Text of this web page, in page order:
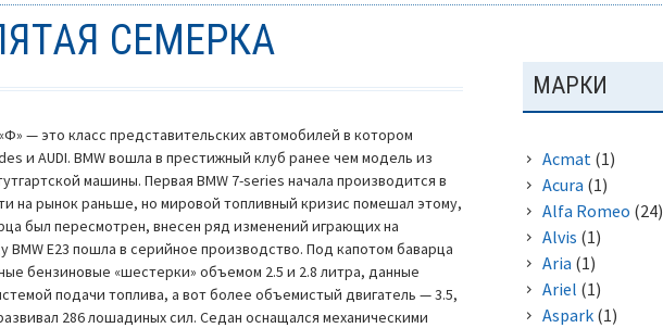
СЕМЕРКА
— это класс представительских автомобилей в котором
и AUDI. BMW вошла в престижный клуб ранее чем модель из
машины. Первая BMW 7-series начала производится в
на рынок раньше, но мировой топливный кризис помешал этому,
был пересмотрен, внесен ряд изменений играющих на
BMW E23 пошла в серийное производство. Под капотом баварца
бензиновые «шестерки» объемом 2.5 и 2.8 литра, данные
подачи топлива, а вот более объемистый двигатель — 3.5,
286 лошадиных сил. Седан оснащался механическими
ОСНОВНАЯ
ПАНЕЛЬ
МАРКИ
Acmat (1)
Acura (1)
Alfa Romeo (24)
Alvis (1)
Aria (1)
Ariel (1)
Aspark(1)